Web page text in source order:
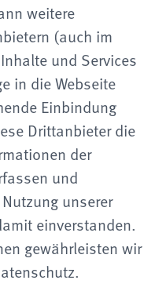
weitere
(auch im
und Services
in die Webseite
Einbindung
Drittanbieter die
der
und
unserer
einverstanden.
gewährleisten wir